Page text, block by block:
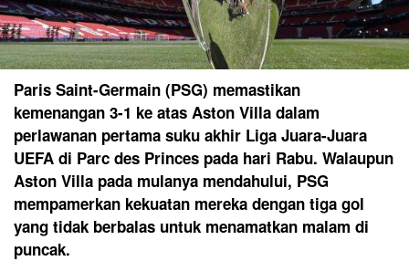
Paris Saint-Germain (PSG) memastikan
kemenangan 3-1 ke atas Aston Villa dalam
perlawanan pertama suku akhir Liga Juara-Juara
UEFA di Parc des Princes pada hari Rabu. Walaupun
Aston Villa pada mulanya mendahului, PSG
mempamerkan kekuatan mereka dengan tiga gol
yang tidak berbalas untuk menamatkan malam di
puncak.